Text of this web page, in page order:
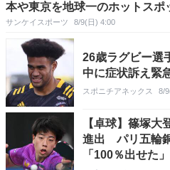
本や東京を地球一のホットスポ
サンケイスポーツ 8/9(日) 4:00
26歳ラグビー
中に症状訴え緊
スポニチアネックス 8/
【卓球】篠塚
進出 パリ五輪
「100％出せた」